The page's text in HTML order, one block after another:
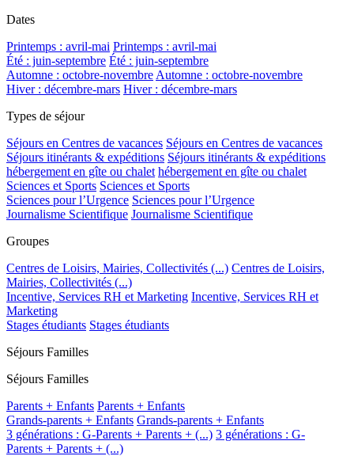
Dates
Printemps : avril-mai Printemps : avril-mai
Été : juin-septembre Été : juin-septembre
Automne : octobre-novembre Automne : octobre-novembre
Hiver : décembre-mars Hiver : décembre-mars
Types de séjour
Séjours en Centres de vacances Séjours en Centres de vacances
Séjours itinérants & expéditions Séjours itinérants & expéditions
hébergement en gîte ou chalet hébergement en gîte ou chalet
Sciences et Sports Sciences et Sports
Sciences pour l’Urgence Sciences pour l’Urgence
Journalisme Scientifique Journalisme Scientifique
Groupes
Centres de Loisirs, Mairies, Collectivités (...) Centres de Loisirs,
Mairies, Collectivités (...)
Incentive, Services RH et Marketing Incentive, Services RH et
Marketing
Stages étudiants Stages étudiants
Séjours Familles
Séjours Familles
Parents + Enfants Parents + Enfants
Grands-parents + Enfants Grands-parents + Enfants
3 générations : G-Parents + Parents + (...) 3 générations : G-
Parents + Parents + (...)